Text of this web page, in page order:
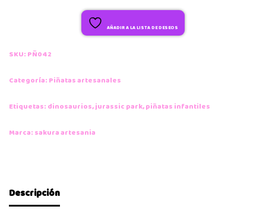
AÑADIR A LA LISTA DE DESEOS
SKU: PÑ042
Categoría: Piñatas artesanales
Etiquetas: dinosaurios,jurassic park,piñatas infantiles
Marca: sakura artesania
Descripción